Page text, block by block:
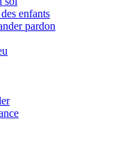
enfants
pardon